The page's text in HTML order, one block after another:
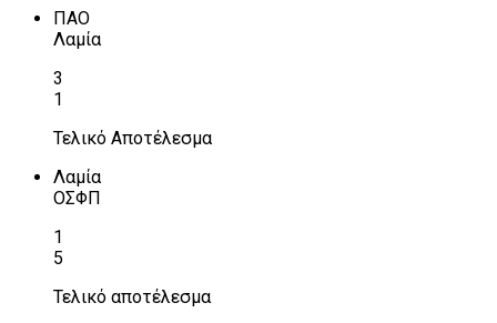
ΠΑΟ
Λαμία
3
1
Τελικό Αποτέλεσμα
Λαμία
ΟΣΦΠ
1
5
Τελικό αποτέλεσμα